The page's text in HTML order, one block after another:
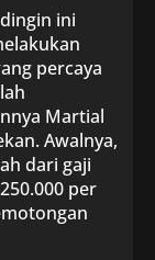
ini
percaya
Martial
Awalnya,
dari gaji
per